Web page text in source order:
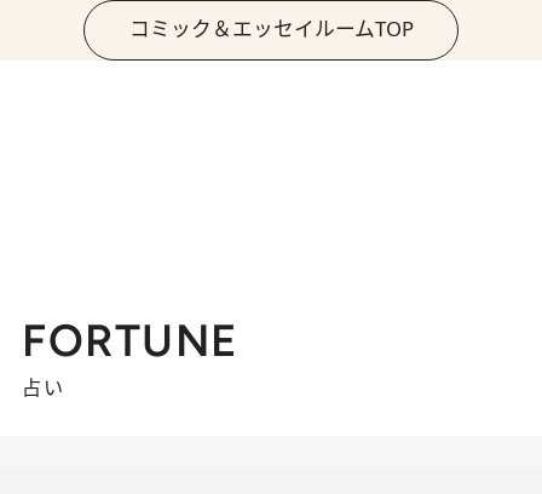
コミック＆エッセイルームTOP
FORTUNE
占い